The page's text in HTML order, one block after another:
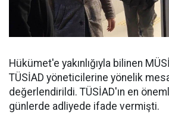
Hükümet'e yakınlığıyla bilinen
TÜSİAD yöneticilerine yönelik
değerlendirildi. TÜSİAD'ın en
günlerde adliyede ifade vermişti.